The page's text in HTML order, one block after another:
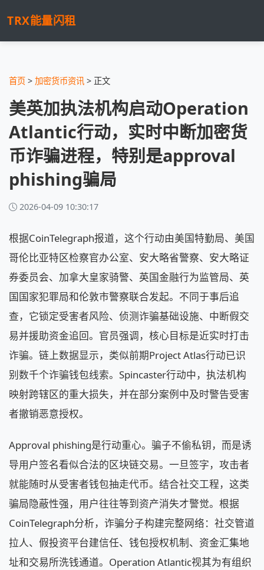
TRX能量闪租
首页 > 加密货币资讯 > 正文
美英加执法机构启动Operation
Atlantic行动，实时中断加密货
币诈骗进程，特别是approval
phishing骗局
2026-04-09 10:30:17
根据CoinTelegraph报道，这个行动由美国特勤局、美国
哥伦比亚特区检察官办公室、安大略省警察、安大略证
券委员会、加拿大皇家骑警、英国金融行为监管局、英
国国家犯罪局和伦敦市警察联合发起。不同于事后追
查，它锁定受害者风险、侦测诈骗基础设施、中断假交
易并援助资金追回。官员强调，核心目标是近实时打击
诈骗。链上数据显示，类似前期Project Atlas行动已识
别数千个诈骗钱包线索。Spincaster行动中，执法机构
映射跨辖区的重大损失，并在部分案例中及时警告受害
者撤销恶意授权。
Approval phishing是行动重心。骗子不偷私钥，而是诱
导用户签名看似合法的区块链交易。一旦签字，攻击者
就能随时从受害者钱包抽走代币。结合社交工程，这类
骗局隐蔽性强，用户往往等到资产消失才警觉。根据
CoinTelegraph分析，诈骗分子构建完整网络：社交管道
拉人、假投资平台建信任、钱包授权机制、资金汇集地
址和交易所洗钱通道。Operation Atlantic视其为有组织